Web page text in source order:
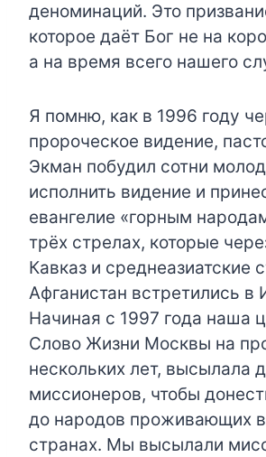
деноминаций. Это
которое даёт Бог не на
а на время всего нашего
Я помню, как в 1996 году
пророческое видение,
Экман побудил сотни
исполнить видение и
евангелие «горным
трёх стрелах, которые
Кавказ и среднеазиатские
Афганистан встретились в
Начиная с 1997 года наша
Слово Жизни Москвы на
нескольких лет, высылала
миссионеров, чтобы
до народов проживающих в
странах. Мы высылали